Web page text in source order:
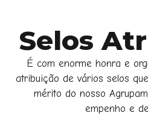
Selos
É com enorme honra e
atribuição de vários selos
mérito do nosso
empenho e